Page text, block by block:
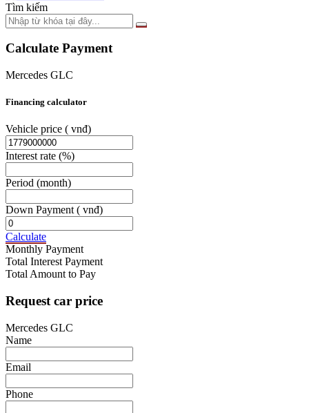
Tìm kiếm
Calculate Payment
Mercedes GLC
Financing calculator
Vehicle price ( vnđ)
Interest rate (%)
Period (month)
Down Payment( vnđ)
Calculate
Monthly Payment
Total Interest Payment
Total Amount to Pay
Request car price
Mercedes GLC
Name
Email
Phone